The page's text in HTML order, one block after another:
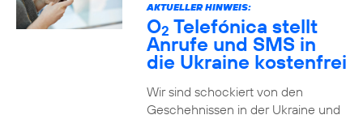
AKTUELLER HINWEIS:
O2 Telefónica stellt
Anrufe und SMS in
die Ukraine kostenfrei
Wir sind schockiert von den
Geschehnissen in der Ukraine und